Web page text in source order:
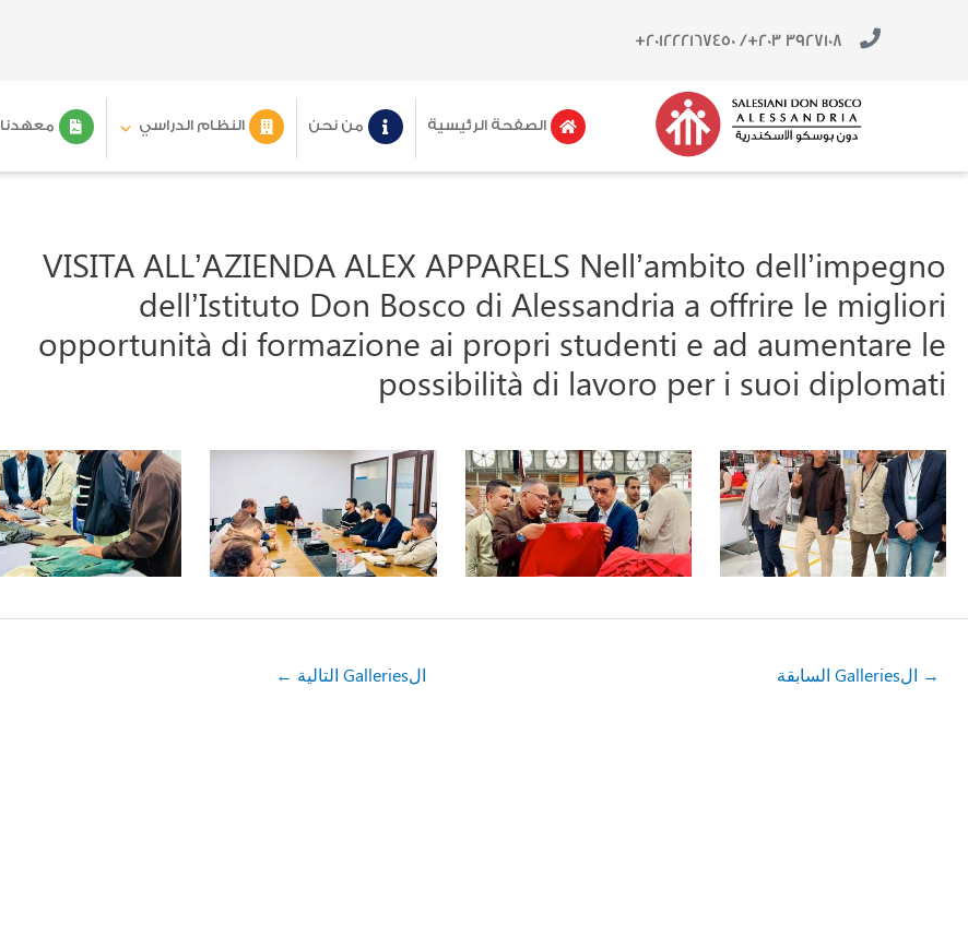
3927108 203+
/ 201222167450+
الصفحة الرئيسية من نحن النظام الدراسي معهدنا
VISITA ALL’AZIENDA ALEX APPARELS Nell’ambito dell’impegno
dell’Istituto Don Bosco di Alessandria a offrire le migliori
opportunità di formazione ai propri studenti e ad aumentare le
possibilità di lavoro per i suoi diplomati
→ الGalleries السابقة الGalleries التالية ←